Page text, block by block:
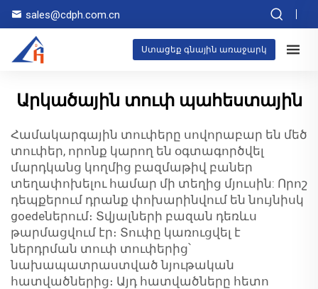
sales@cdph.com.cn
Ստացեք գնային առաջարկ
Արկածային տուփ պահեստային
Համակարգային տուփերը սովորաբար են մեծ
տուփեր, որոնք կարող են օգտագործվել
մարդկանց կողմից բազմաթիվ բաներ
տեղափոխելու համար մի տեղից մյուսին: Որոշ
դեպքերում դրանք փոխարինվում են նույնիսկ
goedeներում։ Տվյալների բազան դեռևս
թարմացվում էր։ Տուփը կառուցվել է
ներդրման տուփ տուփերից՝
նախապատրաստված նյութական
հատվածներից։ Այդ հատվածները հետո